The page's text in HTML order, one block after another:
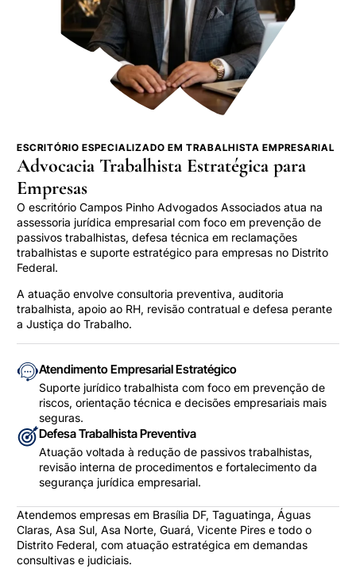
ESCRITÓRIO ESPECIALIZADO EM TRABALHISTA EMPRESARIAL
Advocacia Trabalhista Estratégica para
Empresas
O escritório Campos Pinho Advogados Associados atua na
assessoria jurídica empresarial com foco em prevenção de
passivos trabalhistas, defesa técnica em reclamações
trabalhistas e suporte estratégico para empresas no Distrito
Federal.
A atuação envolve consultoria preventiva, auditoria
trabalhista, apoio ao RH, revisão contratual e defesa perante
a Justiça do Trabalho.
Atendimento Empresarial Estratégico
Suporte jurídico trabalhista com foco em prevenção de
riscos, orientação técnica e decisões empresariais mais
seguras.
Defesa Trabalhista Preventiva
Atuação voltada à redução de passivos trabalhistas,
revisão interna de procedimentos e fortalecimento da
segurança jurídica empresarial.
Atendemos empresas em Brasília DF, Taguatinga, Águas
Claras, Asa Sul, Asa Norte, Guará, Vicente Pires e todo o
Distrito Federal, com atuação estratégica em demandas
consultivas e judiciais.